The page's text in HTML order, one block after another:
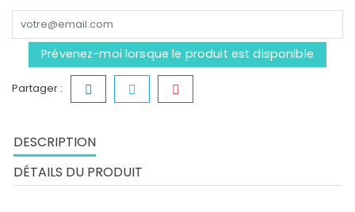
Prévenez-moi lorsque le produit est disponible
Partager :
DESCRIPTION
DÉTAILS DU PRODUIT